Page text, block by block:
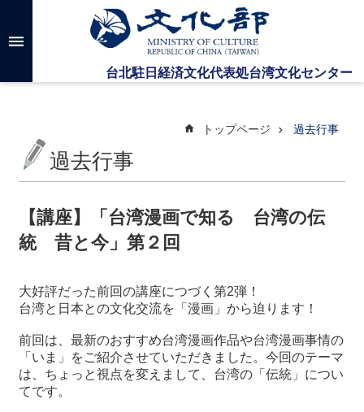
メインのコンテンツブロックにジャンプします
高
検
台
セ
ー
に
い
トップページ 過去行事
過去行事
【講座】「台湾漫画で知る 台湾の伝
統 昔と今」第２回
大好評だった前回の講座につづく第2弾！
台湾と日本との文化交流を「漫画」から迫ります！
前回は、最新のおすすめ台湾漫画作品や台湾漫画事情の
「いま」をご紹介させていただきました。今回のテーマ
は、ちょっと視点を変えまして、台湾の「伝統」につい
てです。